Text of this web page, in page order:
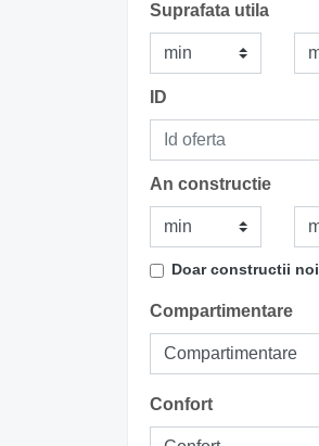
Suprafata utila
ID
An constructie
Doar constructii noi
Compartimentare
Confort